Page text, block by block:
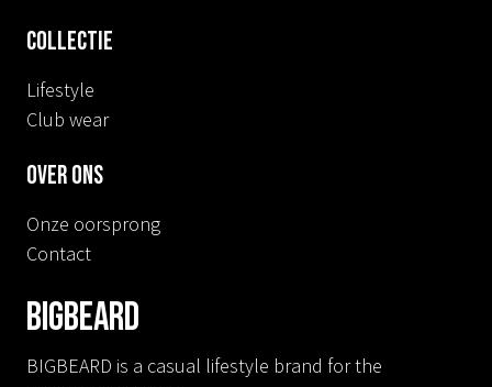
Collectie
Lifestyle
Club wear
Over ons
Onze oorsprong
Contact
BIGBEARD
BIGBEARD is a casual lifestyle brand for the